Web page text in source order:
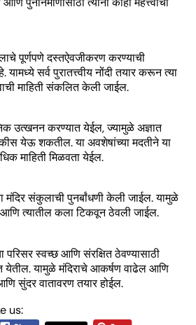
पूर्णपणे दस्तऐवजीकरण करण्याची
सर्व पुरातत्त्वीय नोंदी तयार करून त्या
माहिती संकलित केली जाईल.
उत्खनन करण्यात येईल, ज्यामुळे अज्ञात
येऊ शकतील. या अवशेषांच्या मदतीने या
माहिती मिळवता येईल.
या मंदिर संकुलाची पुनर्बांधणी केली जाईल. यामुळे
त्यातील कला टिकवून ठेवली जाईल.
स्वच्छ आणि संरक्षित ठेवण्यासाठी
येतील. यामुळे मंदिराचे आकर्षण वाढेल आणि
सुंदर वातावरण तयार होईल.
us: